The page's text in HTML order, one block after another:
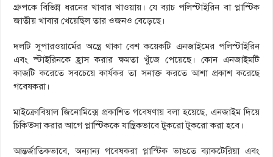
গ্রুপকে বিভিন্ন ধরনের খাবার খাওয়ায়। যে ব্যাচ পলিস্টাইরিন বা প্লাস্টিক
জাতীয় খাবার খেয়েছিল তার ওজনও বেড়েছে।
দলটি সুপারওয়ার্মের অন্ত্রে থাকা বেশ কয়েকটি এনজাইমের পলিস্টাইরিন
এবং স্টাইরিনকে হ্রাস করার ক্ষমতা খুঁজে পেয়েছে। কোন এনজাইমটি
কাজটি করেতে সবচেয়ে কার্যকর তা সনাক্ত করতে আশা প্রকাশ করেছে
গবেষকরা।
মাইক্রোবিয়াল জিনোমিক্সে প্রকাশিত গবেষণায় বলা হয়েছে, এনজাইম দিয়ে
চিকিত্সা করার আগে প্লাস্টিককে যান্ত্রিকভাবে টুকরো টুকরো করা হবে।
আন্তর্জাতিকভাবে, অন্যান্য গবেষকরা প্লাস্টিক ভাঙতে ব্যাকটেরিয়া এবং